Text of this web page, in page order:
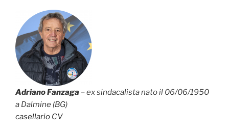
Adriano Fanzaga – ex sindacalista nato il 06/06/1950
a Dalmine (BG)
casellario CV